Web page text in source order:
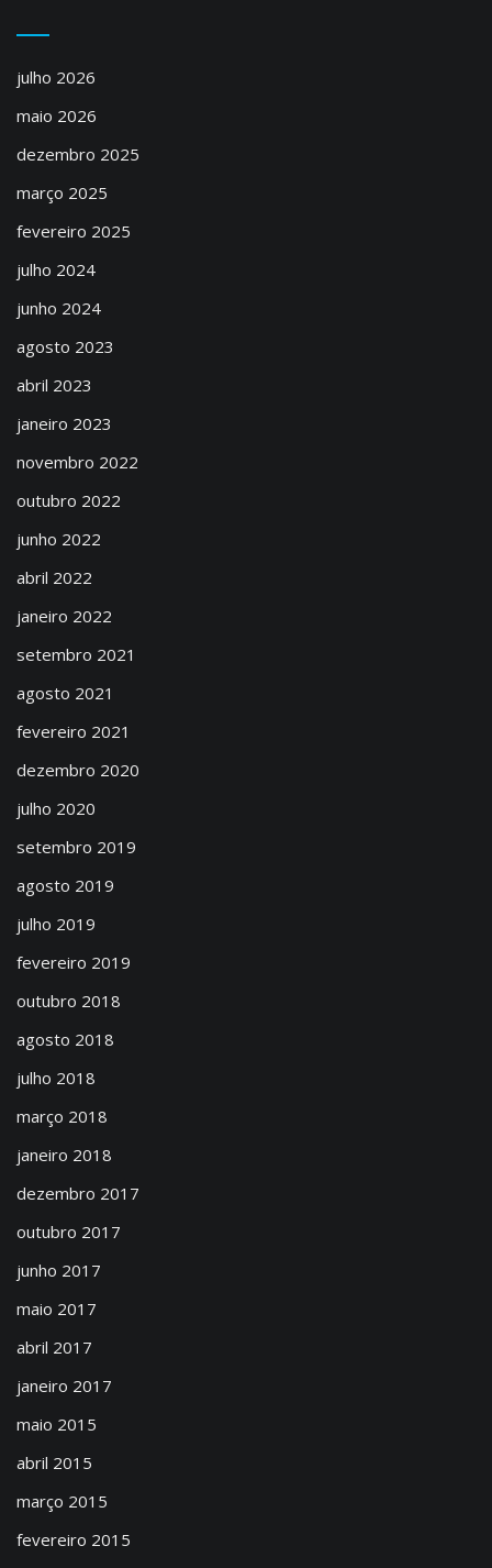
julho 2026
maio 2026
dezembro 2025
março 2025
fevereiro 2025
julho 2024
junho 2024
agosto 2023
abril 2023
janeiro 2023
novembro 2022
outubro 2022
junho 2022
abril 2022
janeiro 2022
setembro 2021
agosto 2021
fevereiro 2021
dezembro 2020
julho 2020
setembro 2019
agosto 2019
julho 2019
fevereiro 2019
outubro 2018
agosto 2018
julho 2018
março 2018
janeiro 2018
dezembro 2017
outubro 2017
junho 2017
maio 2017
abril 2017
janeiro 2017
maio 2015
abril 2015
março 2015
fevereiro 2015